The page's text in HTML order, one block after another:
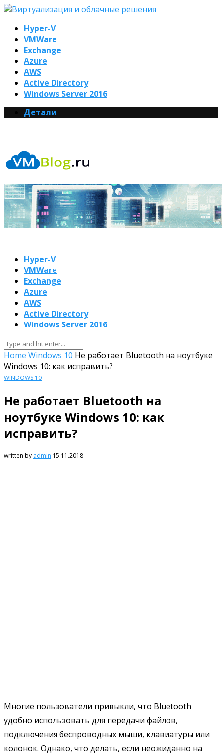
Hyper-V
VMWare
Exchange
Azure
AWS
Active Directory
Windows Server 2016
Детали
Hyper-V
VMWare
Exchange
Azure
AWS
Active Directory
Windows Server 2016
Home Windows 10 Не работает Bluetooth на ноутбуке
Windows 10: как исправить?
WINDOWS 10
Не работает Bluetooth на
ноутбуке Windows 10: как
исправить?
written by admin 15.11.2018
Многие пользователи привыкли, что Bluetooth
удобно использовать для передачи файлов,
подключения беспроводных мыши, клавиатуры или
колонок. Однако, что делать, если неожиданно на